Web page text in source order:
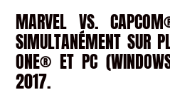
MARVEL VS.
SIMULTANÉMENT SUR
ONE® ET PC
2017.